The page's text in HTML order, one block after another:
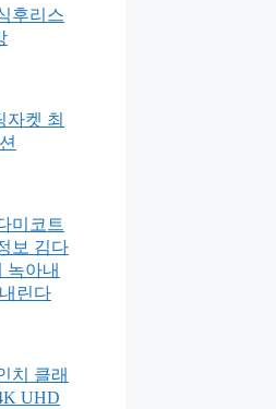
후리스
자켓 최
미코트
보 김다
녹아내
린다
치 클래
UHD